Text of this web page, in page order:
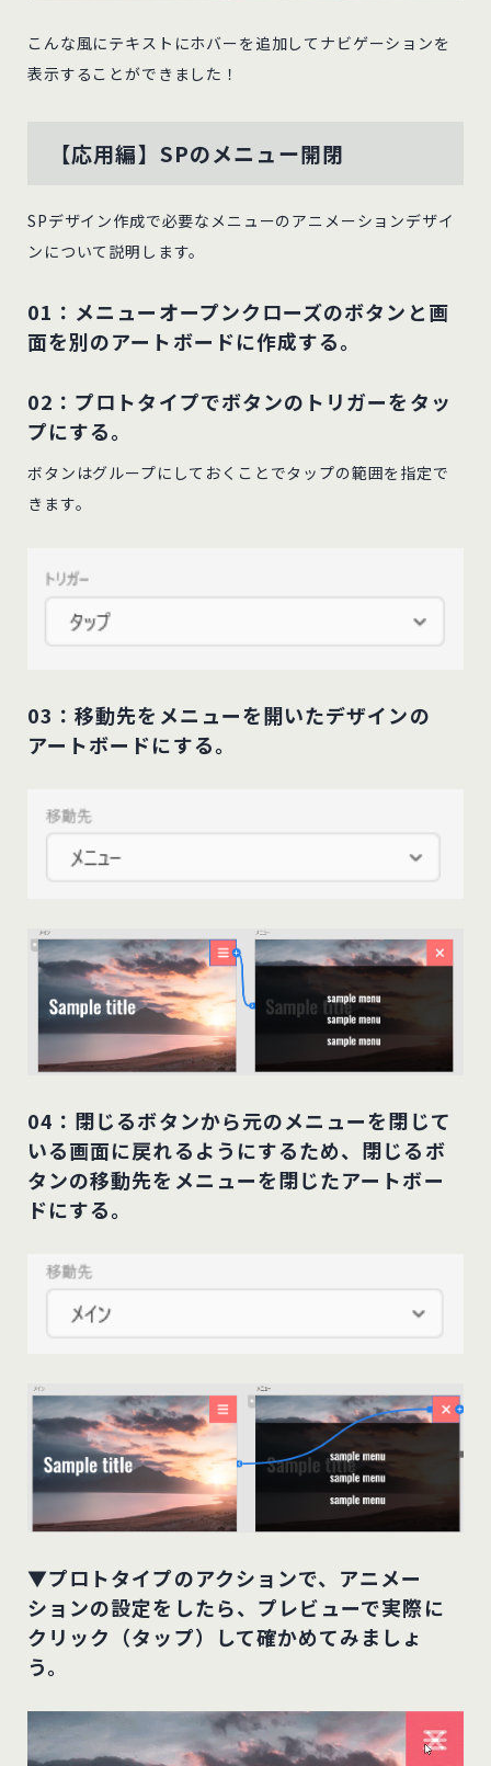
こんな風にテキストにホバーを追加してナビゲーションを
表示することができました！
【応用編】SPのメニュー開閉
SPデザイン作成で必要なメニューのアニメーションデザイ
ンについて説明します。
01：メニューオープンクローズのボタンと画
面を別のアートボードに作成する。
02：プロトタイプでボタンのトリガーをタッ
プにする。
ボタンはグループにしておくことでタップの範囲を指定で
きます。
03：移動先をメニューを開いたデザインの
アートボードにする。
04：閉じるボタンから元のメニューを閉じて
いる画面に戻れるようにするため、閉じるボ
タンの移動先をメニューを閉じたアートボー
ドにする。
▼プロトタイプのアクションで、アニメー
ションの設定をしたら、プレビューで実際に
クリック（タップ）して確かめてみましょ
う。